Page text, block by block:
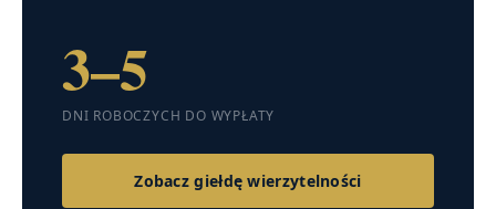
3–5
DNI ROBOCZYCH DO WYPŁATY
Zobacz giełdę wierzytelności